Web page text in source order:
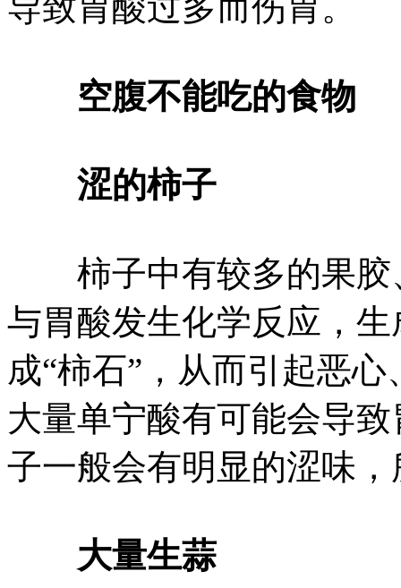
空腹不能吃的食物
涩的柿子
柿子中有较多的果胶
与胃酸发生化学反应，
成“柿石”，从而引起恶
大量单宁酸有可能会导
子一般会有明显的涩味
大量生蒜